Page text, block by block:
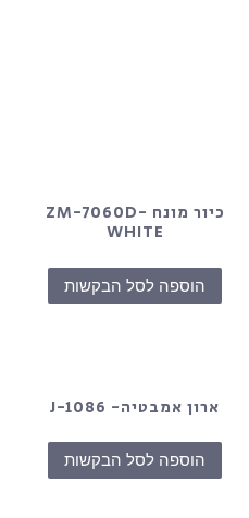
כיור מונח ZM-7060D-
WHITE
הוספה לסל הבקשות
ארון אמבטיה- J-1086
הוספה לסל הבקשות